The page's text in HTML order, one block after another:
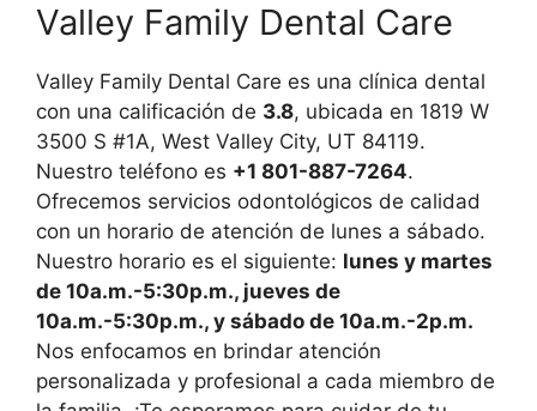
Valley Family Dental Care
Valley Family Dental Care es una clínica dental
con una calificación de 3.8, ubicada en 1819 W
3500 S #1A, West Valley City, UT 84119.
Nuestro teléfono es +1 801-887-7264.
Ofrecemos servicios odontológicos de calidad
con un horario de atención de lunes a sábado.
Nuestro horario es el siguiente: lunes y martes
de 10a.m.-5:30p.m., jueves de
10a.m.-5:30p.m., y sábado de 10a.m.-2p.m.
Nos enfocamos en brindar atención
personalizada y profesional a cada miembro de